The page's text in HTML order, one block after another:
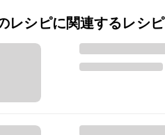
レシピに関連するレシピ